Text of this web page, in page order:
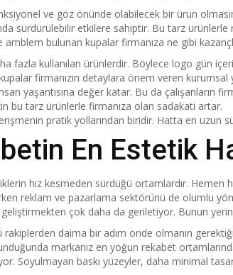
ve göz önünde olabilecek bir ürün
sürdürülebilir etkilere sahiptir. Bu tarz
bulunan kupalar firmanıza ne gibi
fazla kullanılan ürünlerdir. Böylece logo gün
firmanızın detaylara önem veren kurumsal
yaşantısına değer katar. Bu da çalışanların
bu tarz ürünlerle firmanıza olan sadakati artar.
pratik yollarından biridir. Hatta en uzun
En Estetik
hız kesmeden sürdüğü ortamlardır.
reklam ve pazarlama sektörünü de olumlu
çok daha da geriletiyor. Bunun
rakiplerden daima bir adım önde olmanın
markanız en yoğun rekabet
Soyulmayan baskı yüzeyler, daha minimal